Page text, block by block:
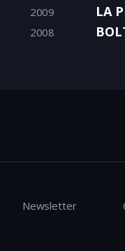
2009 LA
2008
Newsletter